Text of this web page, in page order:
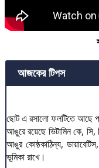
আজকের টিপস
ছোট এ রসালো ফলটিতে আছে
আঙুরে রয়েছে ভিটামিন কে, সি,
আঙুর কোষ্ঠকাঠিন্য,
ভূমিকা রাখে।